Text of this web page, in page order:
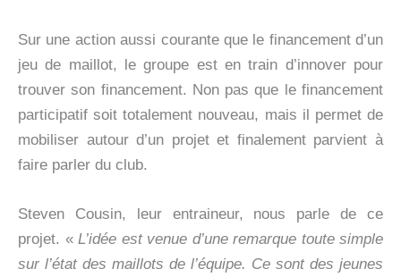
Sur une action aussi courante que le financement d’un
jeu de maillot, le groupe est en train d’innover pour
trouver son financement. Non pas que le financement
participatif soit totalement nouveau, mais il permet de
mobiliser autour d’un projet et finalement parvient à
faire parler du club.
Steven Cousin, leur entraineur, nous parle de ce
projet. « L’idée est venue d’une remarque toute simple
sur l’état des maillots de l’équipe. Ce sont des jeunes